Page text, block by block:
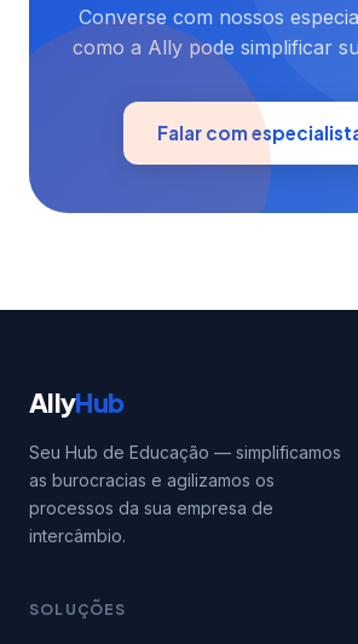
Converse com nossos
como a Ally pode simplificar
Falar com
AllyHub
Seu Hub de Educação — simplificamos
as burocracias e agilizamos os
processos da sua empresa de
intercâmbio.
SOLUÇÕES